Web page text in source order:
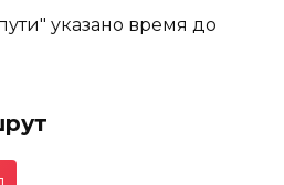
указано время до